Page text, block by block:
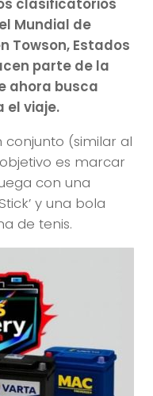
clasificatorios
Mundial de
Towson, Estados
parte de la
ahora busca
el viaje.
conjunto (similar al
es marcar
con una
y una bola
de tenis.